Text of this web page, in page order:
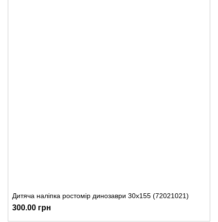
Дитяча наліпка ростомір динозаври 30х155 (72021021)
300.00 грн